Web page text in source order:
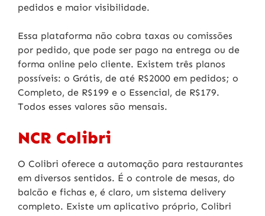
pedidos e maior visibilidade.
Essa plataforma não cobra taxas ou comissões
por pedido, que pode ser pago na entrega ou de
forma online pelo cliente. Existem três planos
possíveis: o Grátis, de até R$2000 em pedidos; o
Completo, de R$199 e o Essencial, de R$179.
Todos esses valores são mensais.
NCR Colibri
O Colibri oferece a automação para restaurantes
em diversos sentidos. É o controle de mesas, do
balcão e fichas e, é claro, um sistema delivery
completo. Existe um aplicativo próprio, Colibri